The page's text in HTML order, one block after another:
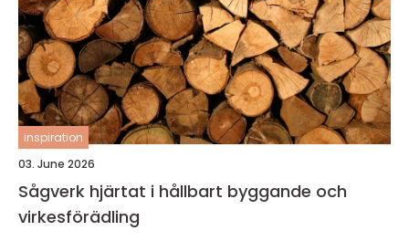
inspiration
03. June 2026
Sågverk hjärtat i hållbart byggande och
virkesförädling